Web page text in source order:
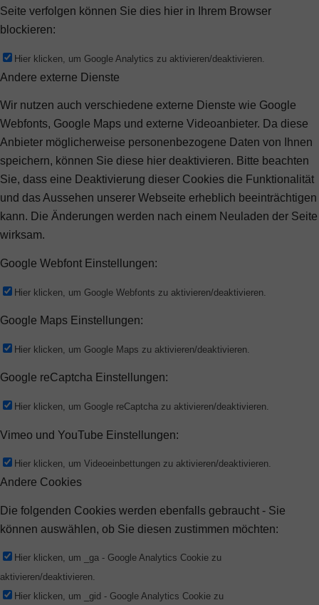
Seite verfolgen können Sie dies hier in Ihrem Browser
blockieren:
Hier klicken, um Google Analytics zu aktivieren/deaktivieren.
Andere externe Dienste
Wir nutzen auch verschiedene externe Dienste wie Google
Webfonts, Google Maps und externe Videoanbieter. Da diese
Anbieter möglicherweise personenbezogene Daten von Ihnen
speichern, können Sie diese hier deaktivieren. Bitte beachten
Sie, dass eine Deaktivierung dieser Cookies die Funktionalität
und das Aussehen unserer Webseite erheblich beeinträchtigen
kann. Die Änderungen werden nach einem Neuladen der Seite
wirksam.
Google Webfont Einstellungen:
Hier klicken, um Google Webfonts zu aktivieren/deaktivieren.
Google Maps Einstellungen:
Hier klicken, um Google Maps zu aktivieren/deaktivieren.
Google reCaptcha Einstellungen:
Hier klicken, um Google reCaptcha zu aktivieren/deaktivieren.
Vimeo und YouTube Einstellungen:
Hier klicken, um Videoeinbettungen zu aktivieren/deaktivieren.
Andere Cookies
Die folgenden Cookies werden ebenfalls gebraucht - Sie
können auswählen, ob Sie diesen zustimmen möchten:
Hier klicken, um _ga - Google Analytics Cookie zu
aktivieren/deaktivieren.
Hier klicken, um _gid - Google Analytics Cookie zu